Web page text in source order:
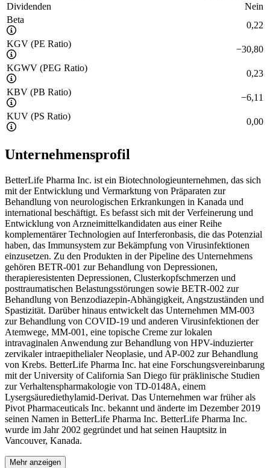
Dividenden
Nein
Beta
0,22
KGV (PE Ratio)
−30,80
KGWV (PEG Ratio)
0,23
KBV (PB Ratio)
−6,11
KUV (PS Ratio)
0,00
Unternehmensprofil
BetterLife Pharma Inc. ist ein Biotechnologieunternehmen, das sich
mit der Entwicklung und Vermarktung von Präparaten zur
Behandlung von neurologischen Erkrankungen in Kanada und
international beschäftigt. Es befasst sich mit der Verfeinerung und
Entwicklung von Arzneimittelkandidaten aus einer Reihe
komplementärer Technologien auf Interferonbasis, die das Potenzial
haben, das Immunsystem zur Bekämpfung von Virusinfektionen
einzusetzen. Zu den Produkten in der Pipeline des Unternehmens
gehören BETR-001 zur Behandlung von Depressionen,
therapieresistenten Depressionen, Clusterkopfschmerzen und
posttraumatischen Belastungsstörungen sowie BETR-002 zur
Behandlung von Benzodiazepin-Abhängigkeit, Angstzuständen und
Spastizität. Darüber hinaus entwickelt das Unternehmen MM-003
zur Behandlung von COVID-19 und anderen Virusinfektionen der
Atemwege, MM-001, eine topische Creme zur lokalen
intravaginalen Anwendung zur Behandlung von HPV-induzierter
zervikaler intraepithelialer Neoplasie, und AP-002 zur Behandlung
von Krebs. BetterLife Pharma Inc. hat eine Forschungsvereinbarung
mit der University of California San Diego für präklinische Studien
zur Verhaltenspharmakologie von TD-0148A, einem
Lysergsäurediethylamid-Derivat. Das Unternehmen war früher als
Pivot Pharmaceuticals Inc. bekannt und änderte im Dezember 2019
seinen Namen in BetterLife Pharma Inc. BetterLife Pharma Inc.
wurde im Jahr 2002 gegründet und hat seinen Hauptsitz in
Vancouver, Kanada.
Mehr anzeigen